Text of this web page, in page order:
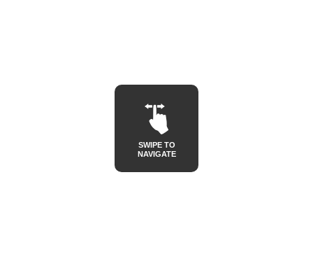
SWIPE TO
NAVIGATE